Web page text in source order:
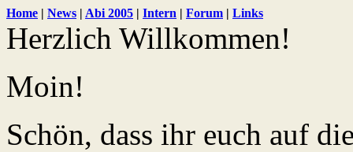
Home | News | Abi 2005 | Intern | Forum | Links
Herzlich Willkommen!
Moin!
Schön, dass ihr euch auf